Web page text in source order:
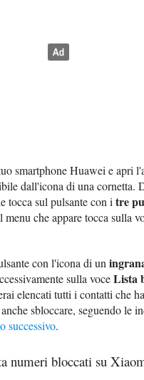
smartphone Huawei e apri
dall'icona di una cornetta.
tocca sul pulsante con itre
menu che appare tocca sulla
con l'icona di un
sulla voceLista
elencati tutti i contatti che
sbloccare, seguendo le
successivo.
numeri bloccati su